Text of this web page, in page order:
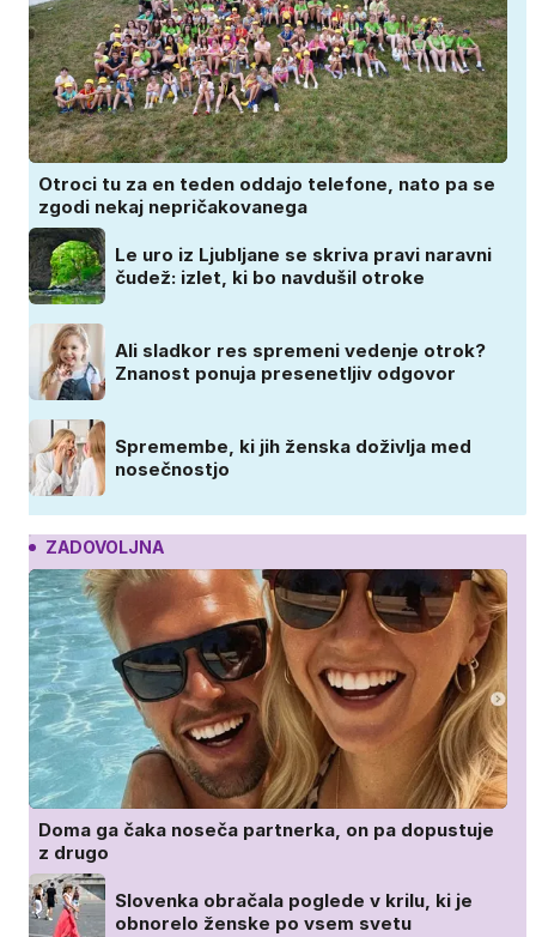
Otroci tu za en teden oddajo telefone, nato pa se
zgodi nekaj nepričakovanega
Le uro iz Ljubljane se skriva pravi naravni
čudež: izlet, ki bo navdušil otroke
Ali sladkor res spremeni vedenje otrok?
Znanost ponuja presenetljiv odgovor
Spremembe, ki jih ženska doživlja med
nosečnostjo
ZADOVOLJNA
Doma ga čaka noseča partnerka, on pa dopustuje
z drugo
Slovenka obračala poglede v krilu, ki je
obnorelo ženske po vsem svetu